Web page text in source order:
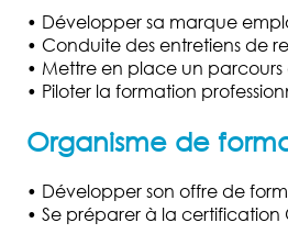
• Développer sa marque
• Conduite des entretiens de
• Mettre en place un parcours
• Piloter la formation
Organisme de
• Développer son offre de
• Se préparer à la certification